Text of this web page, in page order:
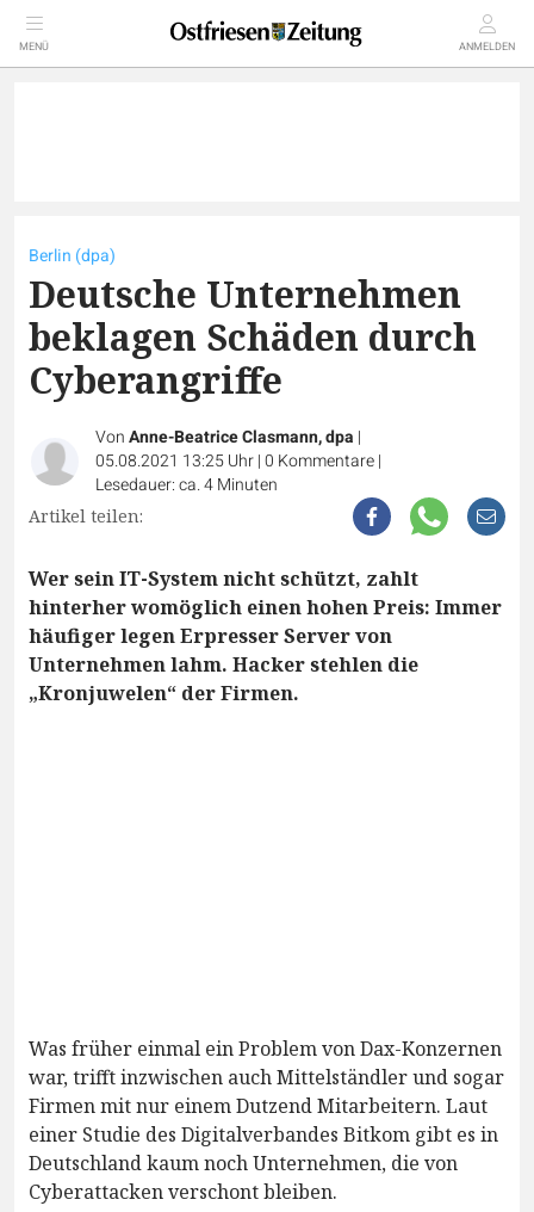
MENÜ ANMELDEN
Berlin (dpa)
Deutsche Unternehmen
beklagen Schäden durch
Cyberangriffe
VonAnne-Beatrice Clasmann, dpa |
05.08.2021 13:25 Uhr|0 Kommentare|
Lesedauer: ca. 4 Minuten
Artikel teilen:
Wer sein IT-System nicht schützt, zahlt
hinterher womöglich einen hohen Preis: Immer
häufiger legen Erpresser Server von
Unternehmen lahm. Hacker stehlen die
„Kronjuwelen“ der Firmen.
Was früher einmal ein Problem von Dax-Konzernen
war, trifft inzwischen auch Mittelständler und sogar
Firmen mit nur einem Dutzend Mitarbeitern. Laut
einer Studie des Digitalverbandes Bitkom gibt es in
Deutschland kaum noch Unternehmen, die von
Cyberattacken verschont bleiben.